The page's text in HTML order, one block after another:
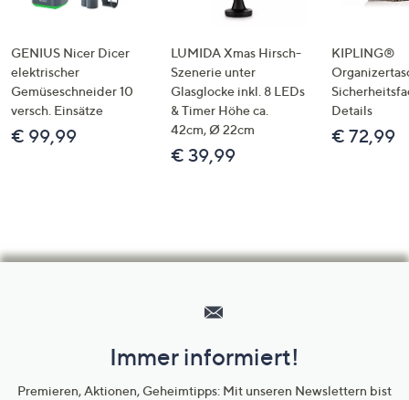
GENIUS Nicer Dicer
elektrischer
Gemüseschneider 10
versch. Einsätze
€ 99,99
LUMIDA Xmas Hirsch-
Szenerie unter
Glasglocke inkl. 8 LEDs
& Timer Höhe ca.
42cm, Ø 22cm
€ 39,99
KIPLING®
Details
€ 72,99
Unternehmensinformationen
Immer informiert!
Premieren, Aktionen, Geheimtipps: Mit unseren Newslettern bist